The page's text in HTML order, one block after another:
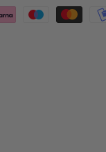
en laminaten.